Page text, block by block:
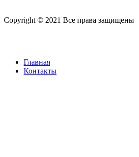
Copyright © 2021 Все права защищены
Главная
Контакты